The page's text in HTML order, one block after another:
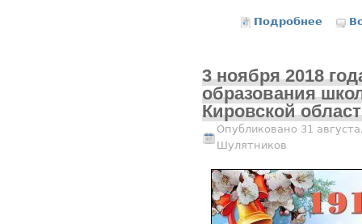
Подробнее
3 ноября 2018
образования
Кировской
Опубликовано 31
Шулятников